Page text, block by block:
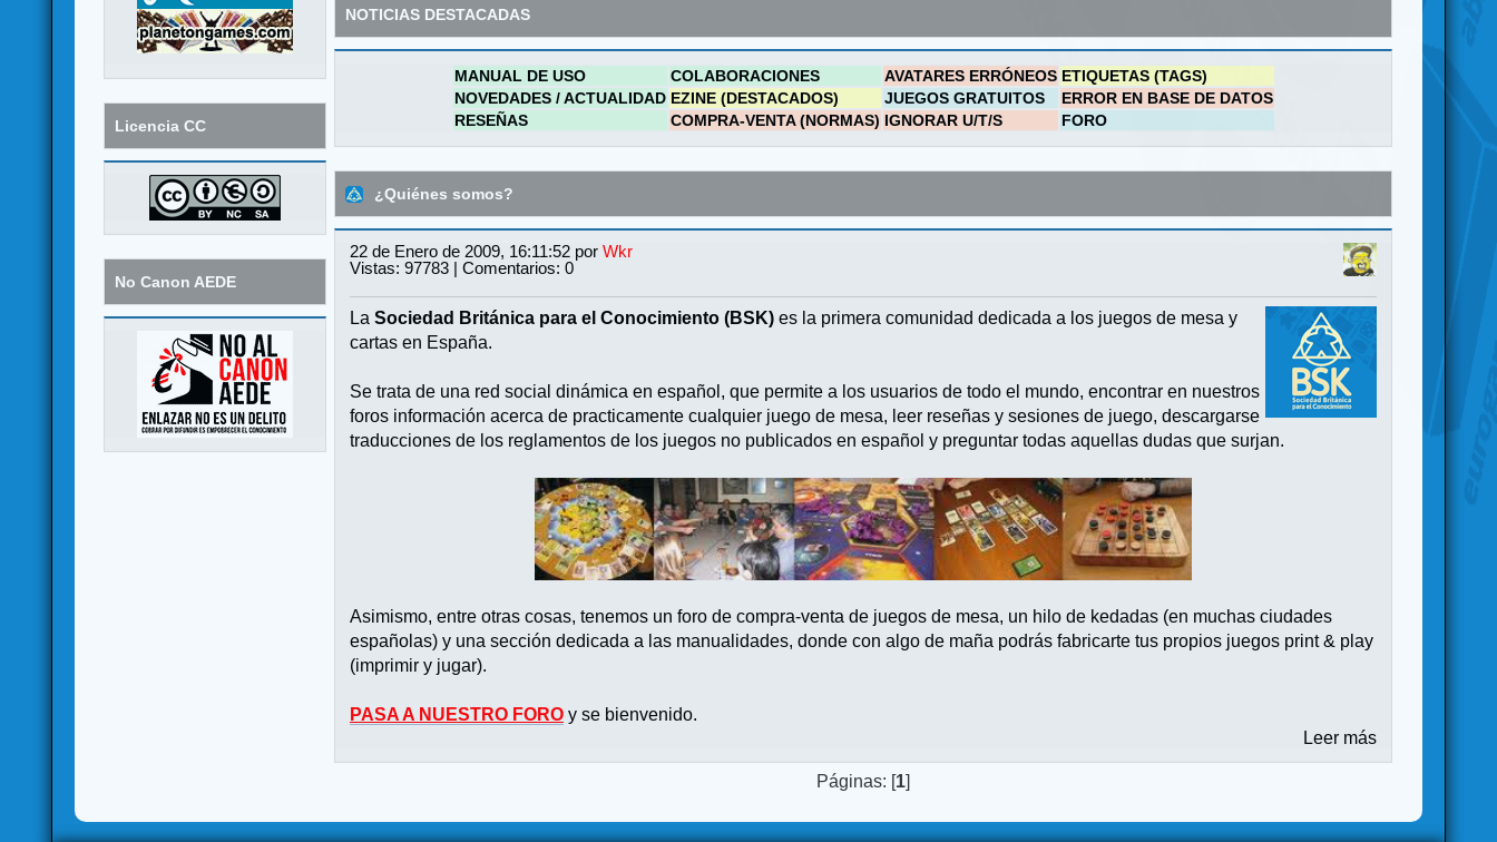
Licencia CC
No Canon AEDE
NOTICIAS DESTACADAS
MANUAL DE USO COLABORACIONES AVATARES ERRÓNEOS ETIQUETAS (TAGS)
NOVEDADES / ACTUALIDAD EZINE (DESTACADOS) JUEGOS GRATUITOS
ERROR EN BASE DE DATOS
RESEÑAS
COMPRA-VENTA (NORMAS) IGNORAR U/T/S FORO
¿Quiénes somos?
22 de Enero de 2009, 16:11:52 por Wkr
Vistas: 97783 | Comentarios: 0
La Sociedad Británica para el Conocimiento (BSK) es la primera comunidad dedicada a los juegos de mesa y
cartas en España.
Se trata de una red social dinámica en español, que permite a los usuarios de todo el mundo, encontrar en nuestros
foros información acerca de practicamente cualquier juego de mesa, leer reseñas y sesiones de juego, descargarse
traducciones de los reglamentos de los juegos no publicados en español y preguntar todas aquellas dudas que surjan.
Asimismo, entre otras cosas, tenemos un foro de compra-venta de juegos de mesa, un hilo de kedadas (en muchas ciudades
españolas) y una sección dedicada a las manualidades, donde con algo de maña podrás fabricarte tus propios juegos print & play
(imprimir y jugar).
PASA A NUESTRO FORO y se bienvenido.
Leer más
Páginas: [1]